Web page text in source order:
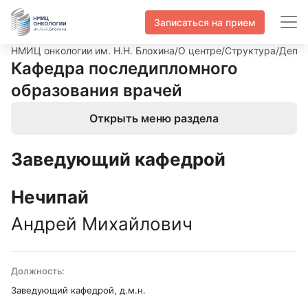
Записаться на прием
НМИЦ онкологии им. Н.Н. Блохина/О центре/Структура/
Кафедра последипломного
образования врачей
Открыть меню раздела
Заведующий кафедрой
Нечипай
Андрей Михайлович
Должность:
Заведующий кафедрой, д.м.н.